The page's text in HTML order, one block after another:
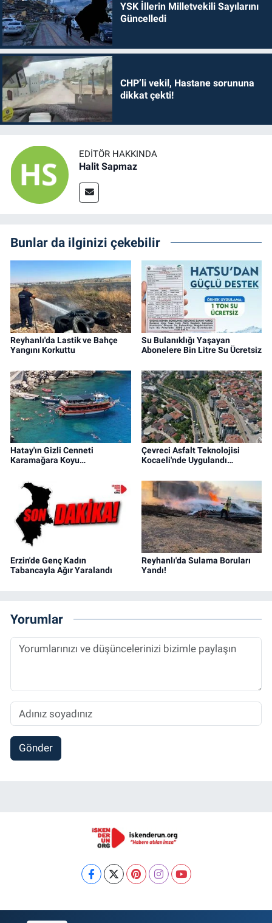
YSK İllerin Milletvekili Sayılarını
Güncelledi
CHP’li vekil, Hastane sorununa
dikkat çekti!
EDITÖR HAKKINDA
Halit Sapmaz
Bunlar da ilginizi çekebilir
Reyhanlı'da Lastik ve Bahçe
Yangını Korkuttu
Su Bulanıklığı Yaşayan
Abonelere Bin Litre Su Ücretsiz
Hatay'ın Gizli Cenneti
Karamağara Koyu…
Çevreci Asfalt Teknolojisi
Kocaeli'nde Uygulandı…
Erzin'de Genç Kadın
Tabancayla Ağır Yaralandı
Reyhanlı'da Sulama Boruları
Yandı!
Yorumlar
Gönder